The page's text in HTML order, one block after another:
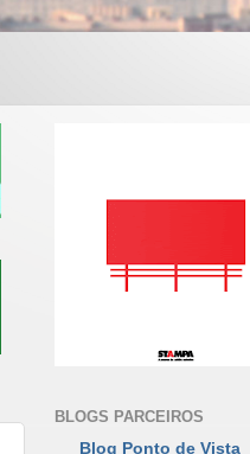
BLOGS PARCEIROS
Blog Ponto de Vista